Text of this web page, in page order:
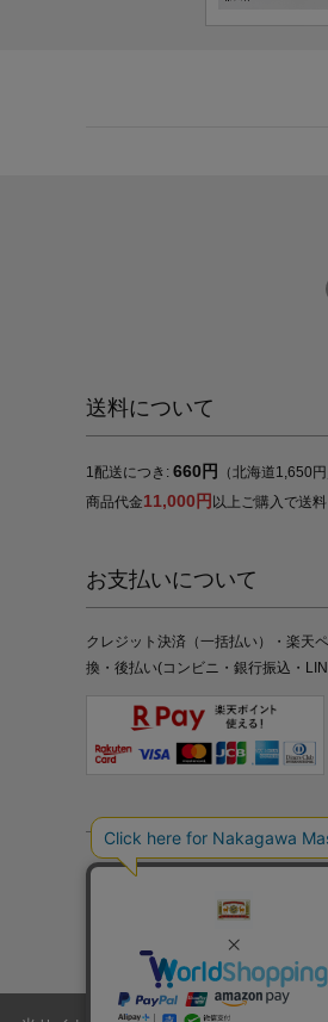
送料について
1配送につき: 660円
（北海道1,650
商品代金11,000円 以上ご購入で送
お支払いについて
クレジット決済（一括払い）・楽天
換・後払い(コンビニ・銀行振込・
プライバシー